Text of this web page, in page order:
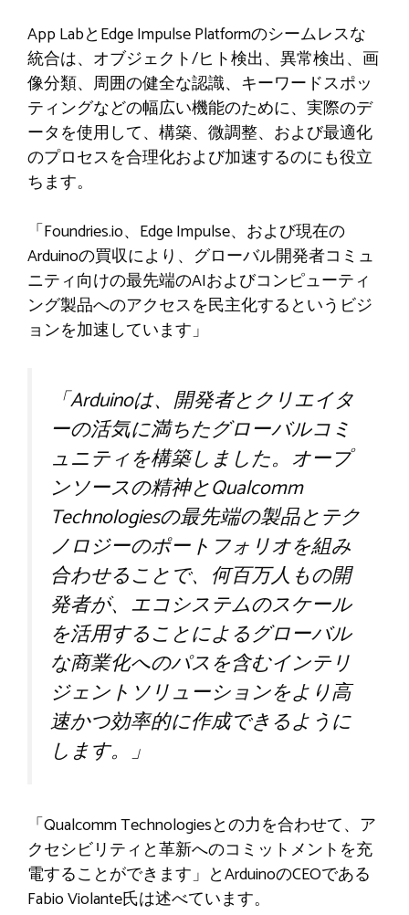
App LabとEdge Impulse Platformのシームレスな
統合は、オブジェクト/ヒト検出、異常検出、画
像分類、周囲の健全な認識、キーワードスポッ
ティングなどの幅広い機能のために、実際のデ
ータを使用して、構築、微調整、および最適化
のプロセスを合理化および加速するのにも役立
ちます。
「Foundries.io、Edge Impulse、および現在の
Arduinoの買収により、グローバル開発者コミュ
ニティ向けの最先端のAIおよびコンピューティ
ング製品へのアクセスを民主化するというビジ
ョンを加速しています」
「Arduinoは、開発者とクリエイタ
ーの活気に満ちたグローバルコミ
ュニティを構築しました。オープ
ンソースの精神とQualcomm
Technologiesの最先端の製品とテク
ノロジーのポートフォリオを組み
合わせることで、何百万人もの開
発者が、エコシステムのスケール
を活用することによるグローバル
な商業化へのパスを含むインテリ
ジェントソリューションをより高
速かつ効率的に作成できるように
します。」
「Qualcomm Technologiesとの力を合わせて、ア
クセシビリティと革新へのコミットメントを充
電することができます」とArduinoのCEOである
Fabio Violante氏は述べています。